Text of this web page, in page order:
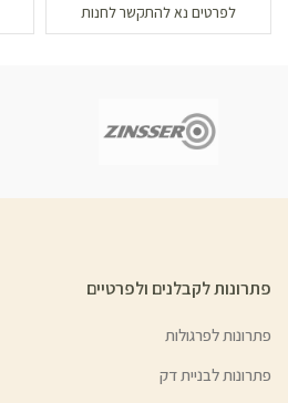
לפרטים נא להתקשר לחנות
פתרונות לקבלנים ולפרטיים
פתרונות לפרגולות
פתרונות לבניית דק